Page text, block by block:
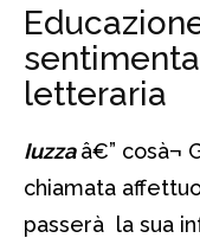
letteraria
Iuzzaâ€” cosà¬
chiamata
passerà la sua